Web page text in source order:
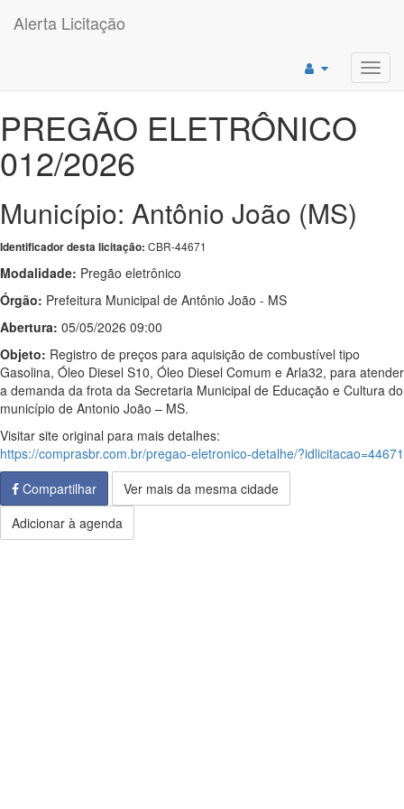
Alerta Licitação
PREGÃO ELETRÔNICO
012/2026
Município: Antônio João (MS)
Identificador desta licitação: CBR-44671
Modalidade: Pregão eletrônico
Órgão: Prefeitura Municipal de Antônio João - MS
Abertura: 05/05/2026 09:00
Objeto: Registro de preços para aquisição de combustível tipo
Gasolina, Óleo Diesel S10, Óleo Diesel Comum e Arla32, para atender
a demanda da frota da Secretaria Municipal de Educação e Cultura do
município de Antonio João – MS.
Visitar site original para mais detalhes:
https://comprasbr.com.br/pregao-eletronico-detalhe/?idlicitacao=44671
Compartilhar
Ver mais da mesma cidade
Adicionar à agenda